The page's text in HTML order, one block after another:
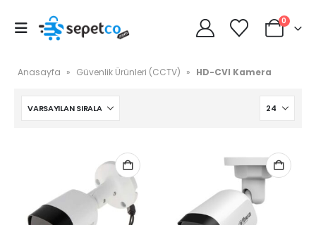
0
Anasayfa » Güvenlik Ürünleri (CCTV) » HD-CVI Kamera